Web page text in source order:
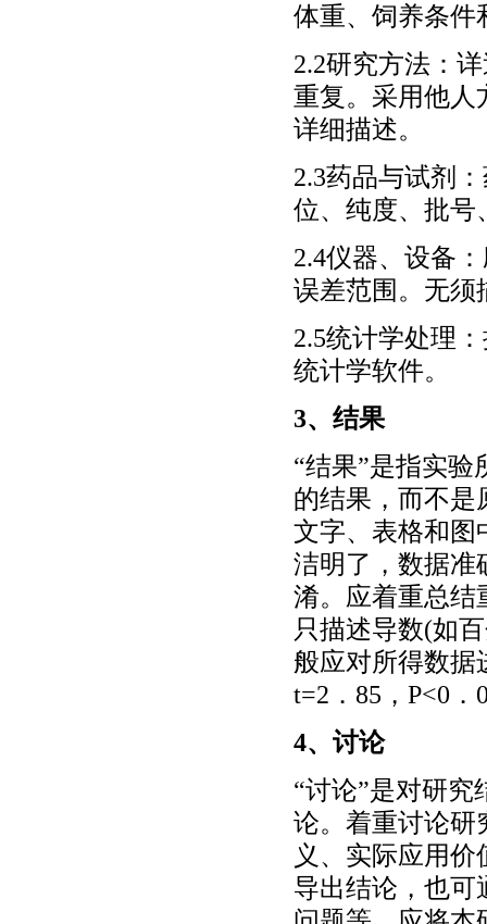
体重、饲养条件
2.2研究方法：
重复。采用他人
详细描述。
2.3药品与试剂
位、纯度、批号
2.4仪器、设备
误差范围。无须
2.5统计学处理
统计学软件。
3、结果
“结果”是指实
的结果，而不是
文字、表格和图
洁明了，数据准
淆。应着重总结
只描述导数(如
般应对所得数据
t=2．85，P<0．
4、讨论
“讨论”是对研
论。着重讨论研
义、实际应用
导出结论，也可